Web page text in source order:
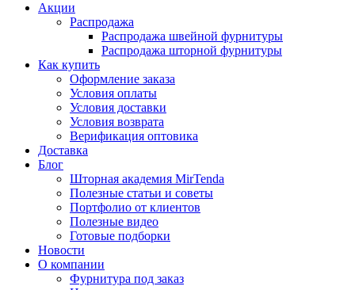
Акции
Распродажа
Распродажа швейной фурнитуры
Распродажа шторной фурнитуры
Как купить
Оформление заказа
Условия оплаты
Условия доставки
Условия возврата
Верификация оптовика
Доставка
Блог
Шторная академия MirTenda
Полезные статьи и советы
Портфолио от клиентов
Полезные видео
Готовые подборки
Новости
О компании
Фурнитура под заказ